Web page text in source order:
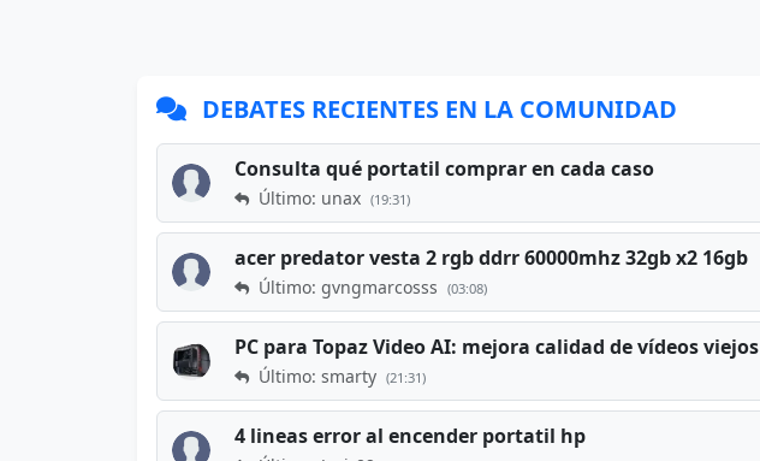
DEBATES RECIENTES EN LA COMUNIDAD
Consulta qué portatil comprar en cada caso
Último: unax (19:31)
acer predator vesta 2 rgb ddrr 60000mhz 32gb x2 16gb
Último: gvngmarcosss (03:08)
PC para Topaz Video AI: mejora calidad de vídeos viejos
Último: smarty (21:31)
4 lineas error al encender portatil hp